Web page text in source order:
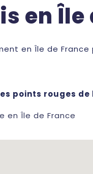
en Île
en Île de
points rouges
en Île de France